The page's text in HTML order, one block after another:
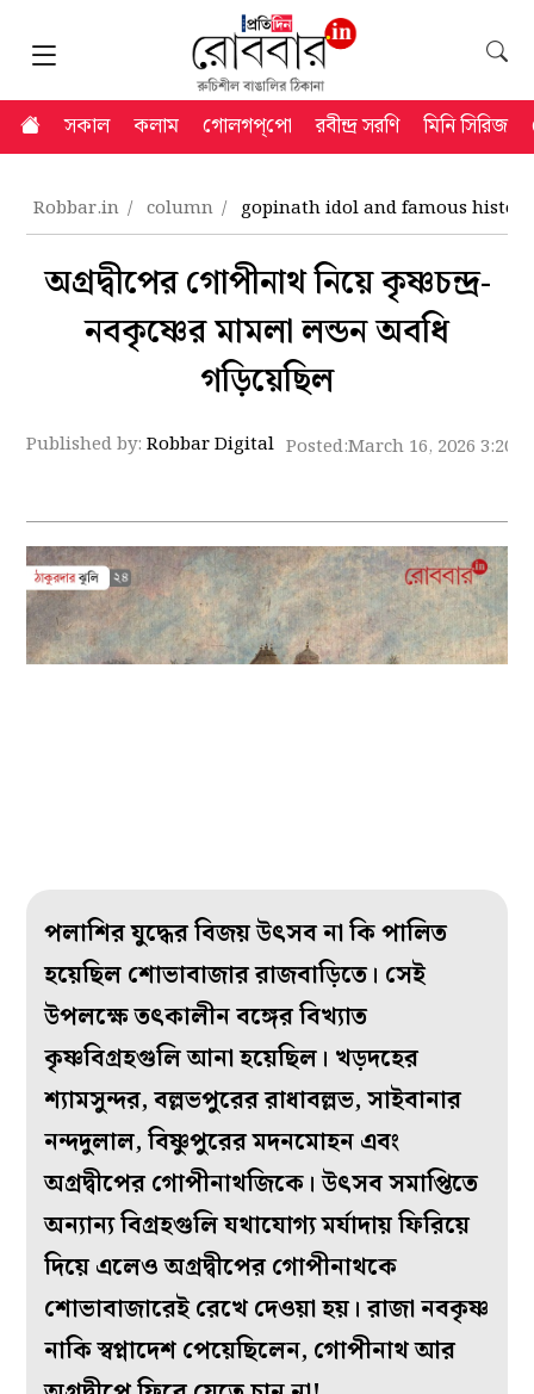
সকাল কলাম গোলগপ্‌পো রবীন্দ্র সরণি মিনি সিরিজ
Robbar.in column gopinath idol and famous
অগ্রদ্বীপের গোপীনাথ নিয়ে কৃষ্ণচন্দ্র-
নবকৃষ্ণের মামলা লন্ডন অবধি
গড়িয়েছিল
Published by:Robbar Digital Posted:March 16, 2026 3:20
পলাশির যুদ্ধের বিজয় উৎসব না কি পালিত
হয়েছিল শোভাবাজার রাজবাড়িতে। সেই
উপলক্ষে তৎকালীন বঙ্গের বিখ্যাত
কৃষ্ণবিগ্রহগুলি আনা হয়েছিল। খড়দহের
শ্যামসুন্দর, বল্লভপুরের রাধাবল্লভ, সাইবানার
নন্দদুলাল, বিষ্ণুপুরের মদনমোহন এবং
অগ্রদ্বীপের গোপীনাথজিকে। উৎসব সমাপ্তিতে
অন্যান্য বিগ্রহগুলি যথাযোগ্য মর্যাদায় ফিরিয়ে
দিয়ে এলেও অগ্রদ্বীপের গোপীনাথকে
শোভাবাজারেই রেখে দেওয়া হয়। রাজা নবকৃষ্ণ
নাকি স্বপ্নাদেশ পেয়েছিলেন, গোপীনাথ আর